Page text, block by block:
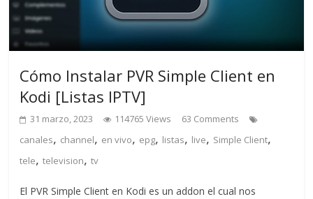
Cómo Instalar PVR Simple Client en
Kodi [Listas IPTV]
31 marzo, 2023 114765 Views
63 Comments
canales, channel, en vivo, epg, listas, live, Simple Client,
tele,television,tv
El PVR Simple Client en Kodi es un addon el cual nos